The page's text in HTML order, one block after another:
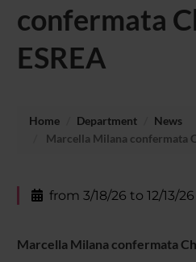
confermata
ESREA
Home Department
News
Marcella Milana confermata
from 3/18/26 to 12/13/26
Marcella Milana confermata